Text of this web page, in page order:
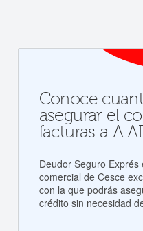
Conoce
asegurar el
facturas a A
Deudor Seguro
comercial de Cesce
con la que podrás
crédito sin necesidad